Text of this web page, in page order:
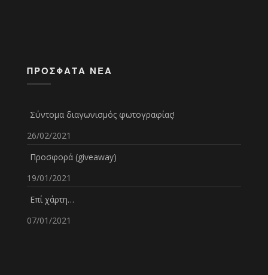
ΠΡΌΣΦΑΤΑ ΝΈΑ
Σύντομα διαγωνισμός φωτογραφίας!
26/02/2021
Προσφορά (giveaway)
19/01/2021
Επί χάρτη…
07/01/2021